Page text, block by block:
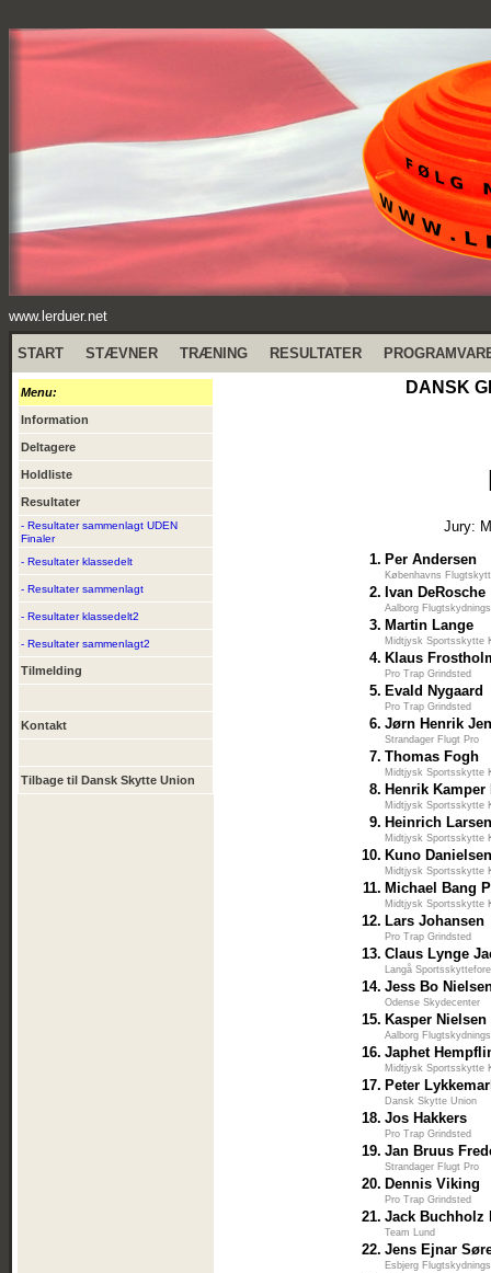
www.lerduer.net
START STÆVNER TRÆNING RESULTATER
Menu:
Information
Deltagere
Holdliste
Resultater
- Resultater sammenlagt UDEN
Finaler
- Resultater klassedelt
- Resultater sammenlagt
- Resultater klassedelt2
- Resultater sammenlagt2
Tilmelding
Kontakt
Tilbage til Dansk Skytte Union
DANSK
Jury:
1. Per Andersen
Københavns
2. Ivan DeRosche
Aalborg
3. Martin Lange
Midtjysk Sportsskytte
4. Klaus
Pro Trap Grindsted
5. Evald Nygaard
Pro Trap Grindsted
6. Jørn Henrik
Strandager Flugt Pro
7. Thomas Fogh
Midtjysk Sportsskytte
8. Henrik Kamper
Midtjysk Sportsskytte
9. Heinrich
Midtjysk Sportsskytte
10. Kuno
Midtjysk Sportsskytte
11. Michael Bang
Midtjysk Sportsskytte
12. Lars Johansen
Pro Trap Grindsted
13. Claus Lynge
Langå
14. Jess Bo
Odense Skydecenter
15. Kasper Nielsen
Aalborg
16. Japhet
Midtjysk Sportsskytte
17. Peter
Dansk Skytte Union
18. Jos Hakkers
Pro Trap Grindsted
19. Jan Bruus
Strandager Flugt Pro
20. Dennis Viking
Pro Trap Grindsted
21. Jack Buchholz
Team Lund
22. Jens Ejnar
Esbjerg